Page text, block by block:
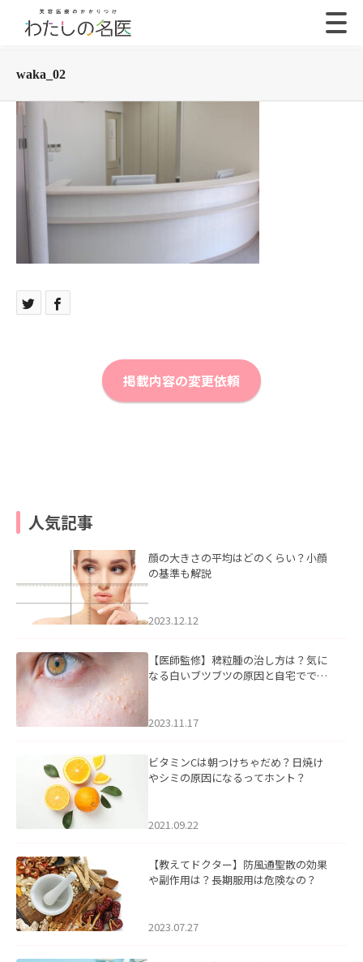
waka_02
掲載内容の変更依頼
人気記事
顔の大きさの平均はどのくらい？小顔
の基準も解説
2023.12.12
【医師監修】稗粒腫の治し方は？気に
なる白いブツブツの原因と自宅ででき
2023.11.17
ビタミンCは朝つけちゃだめ？日焼け
やシミの原因になるってホント？
2021.09.22
【教えてドクター】防風通聖散の効果
や副作用は？長期服用は危険なの？
2023.07.27